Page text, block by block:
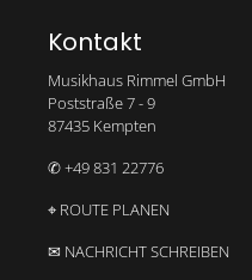
Kontakt
Musikhaus Rimmel GmbH
Poststraße 7 - 9
87435 Kempten
✆ +49 831 22776
⌖ ROUTE PLANEN
✉ NACHRICHT SCHREIBEN